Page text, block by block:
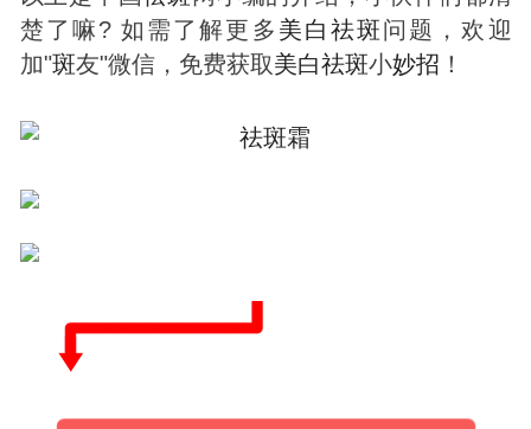
楚了嘛? 如需了解更多 美白 祛斑问题，欢迎
加"斑友"微信，免费获取美白祛斑小妙招 ！